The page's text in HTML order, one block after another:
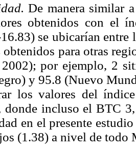
De manera similar
obtenidos con el
se ubicarían entre
obtenidos para otras
por ejemplo, 2
y 95.8 (Nuevo
los valores del
donde incluso el BTC
en el presente
(1.38) a nivel de todo